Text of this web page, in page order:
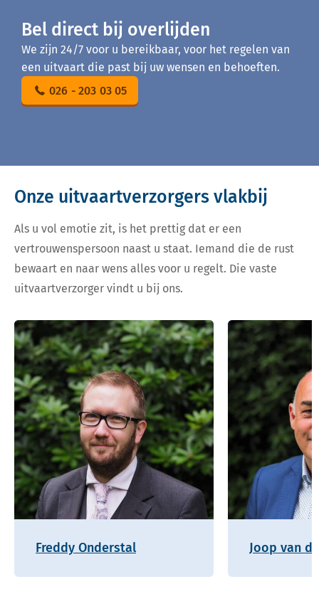
Bel direct bij overlijden
We zijn 24/7 voor u bereikbaar, voor het regelen van
een uitvaart die past bij uw wensen en behoeften.
026 - 203 03 05
Onze uitvaartverzorgers vlakbij
Als u vol emotie zit, is het prettig dat er een
vertrouwenspersoon naast u staat. Iemand die de rust
bewaart en naar wens alles voor u regelt. Die vaste
uitvaartverzorger vindt u bij ons.
Freddy Onderstal Joop van